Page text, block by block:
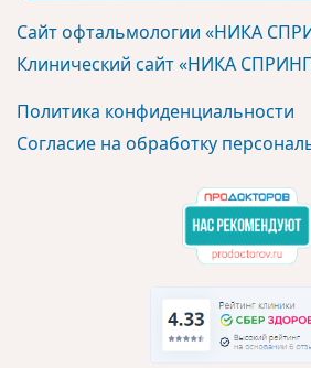
Сайт офтальмологии «НИКА
Клинический сайт «НИКА
Политика конфиденциальности
Согласие на обработку